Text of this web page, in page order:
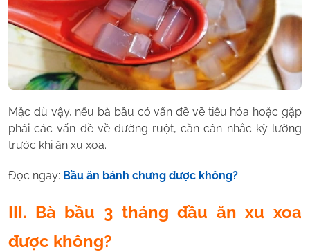
Mặc dù vậy, nếu bà bầu có vấn đề về tiêu hóa hoặc gặp
phải các vấn đề về đường ruột, cần cân nhắc kỹ lưỡng
trước khi ăn xu xoa.
Đọc ngay: Bầu ăn bánh chưng được không?
III. Bà bầu 3 tháng đầu ăn xu xoa
được không?